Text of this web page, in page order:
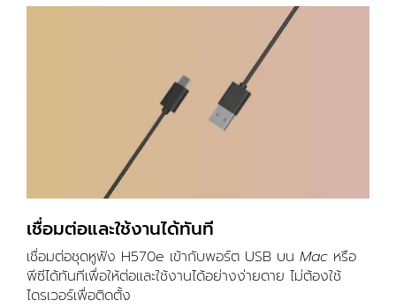
เชื่อมต่อและใช้งานได้ทันที
เชื่อมต่อชุดหูฟัง H570e เข้ากับพอร์ต USB บน Mac หรือ
พีซีได้ทันทีเพื่อให้ต่อและใช้งานได้อย่างง่ายดาย ไม่ต้องใช้
ไดรเวอร์เพื่อติดตั้ง